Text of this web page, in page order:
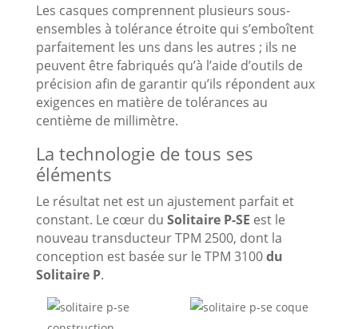
Les casques comprennent plusieurs sous-
ensembles à tolérance étroite qui s’emboîtent
parfaitement les uns dans les autres ; ils ne
peuvent être fabriqués qu’à l’aide d’outils de
précision afin de garantir qu’ils répondent aux
exigences en matière de tolérances au
centième de millimètre.
La technologie de tous ses
éléments
Le résultat net est un ajustement parfait et
constant. Le cœur du Solitaire P-SE est le
nouveau transducteur TPM 2500, dont la
conception est basée sur le TPM 3100du
Solitaire P.